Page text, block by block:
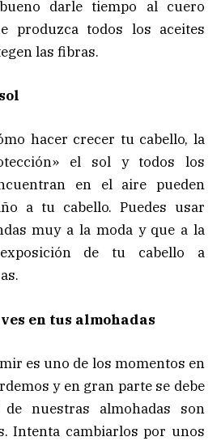
darle tiempo al cuero
produzca todos los aceites
las fibras.
hacer crecer tu cabello, la
el sol y todos los
en el aire pueden
a tu cabello. Puedes usar
muy a la moda y que a la
de tu cabello a
en tus almohadas
es uno de los momentos en
y en gran parte se debe
nuestras almohadas son
Intenta cambiarlos por unos